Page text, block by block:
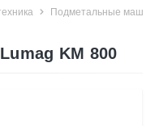
Подметальные
KM 800